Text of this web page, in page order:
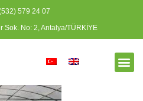
579 24 07
Sok. No: 2, Antalya/TÜRKİYE